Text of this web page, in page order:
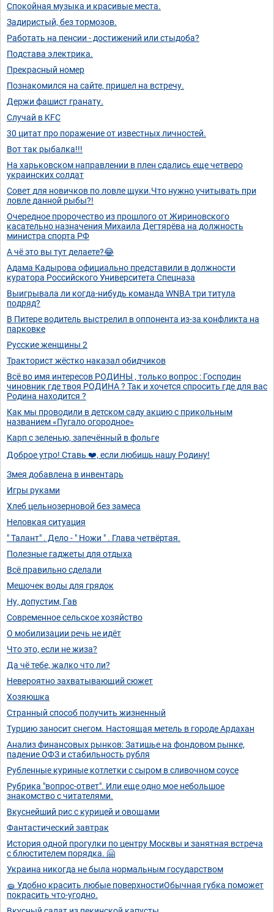
Спокойная музыка и красивые места.
Задиристый, без тормозов.
Работать на пенсии - достижений или стыдоба?
Подстава электрика.
Прекрасный номер
Познакомился на сайте, пришел на встречу.
Держи фашист гранату.
Случай в KFC
30 цитат про поражение от известных личностей.
Вот так рыбалка!!!
На харьковском направлении в плен сдались еще четверо
украинских солдат
Совет для новичков по ловле щуки.Что нужно учитывать при
ловле данной рыбы?!
Очередное пророчество из прошлого от Жириновского
касательно назначения Михаила Дегтярёва на должность
министра спорта РФ
А чё это вы тут делаете?😂
Адама Кадырова официально представили в должности
куратора Российского Университета Спецназa
Выигрывала ли когда-нибудь команда WNBA три титула
подряд?
В Питере водитель выстрелил в оппонента из-за конфликта на
парковке
Русские женщины 2
Тракторист жёстко наказал обидчиков
Всё во имя интересов РОДИНЫ , только вопрос : Господин
чиновник где твоя РОДИНА ? Так и хочется спросить где для вас
Родина находится ?
Как мы проводили в детском саду акцию с прикольным
названием «Пугало огородное»
Карп с зеленью, запечённый в фольге
Доброе утро! Ставь ❤️, если любишь нашу Родину!
Змея добавлена в инвентарь
Игры руками
Хлеб цельнозерновой без замеса
Неловкая ситуация
" Талант" . Дело - " Ножи " . Глава четвёртая.
Полезные гаджеты для отдыха
Всё правильно сделали
Мешочек воды для грядок
Ну, допустим, Гав
Современное сельское хозяйство
О мобилизации речь не идёт
Что это, если не жиза?
Да чё тебе, жалко что ли?
Невероятно захватывающий сюжет
Хозяюшка
Странный способ получить жизненный
Турцию заносит снегом. Настоящая метель в городе Ардахан
Анализ финансовых рынков: Затишье на фондовом рынке,
падение ОФЗ и стабильность рубля
Рубленные куриные котлетки с сыром в сливочном соусе
Рубрика "вопрос-ответ". Или еще одно мое небольшое
знакомство с читателями.
Вкуснейший рис с курицей и овощами
Фантастический завтрак
История одной прогулки по центру Москвы и занятная встреча
с блюстителем порядка. 🤗
Украина никогда не была нормальным государством
🧽 Удобно красить любые поверхностиОбычная губка поможет
покрасить что-угодно.